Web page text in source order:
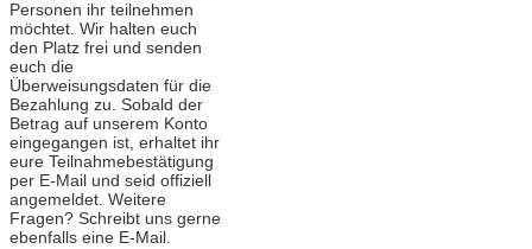
Personen ihr teilnehmen
möchtet. Wir halten euch
den Platz frei und senden
euch die
Überweisungsdaten für die
Bezahlung zu. Sobald der
Betrag auf unserem Konto
eingegangen ist, erhaltet ihr
eure Teilnahmebestätigung
per E-Mail und seid offiziell
angemeldet. Weitere
Fragen? Schreibt uns gerne
ebenfalls eine E-Mail.